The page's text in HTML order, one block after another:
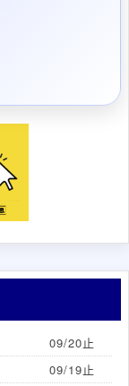
09/20止
09/19止